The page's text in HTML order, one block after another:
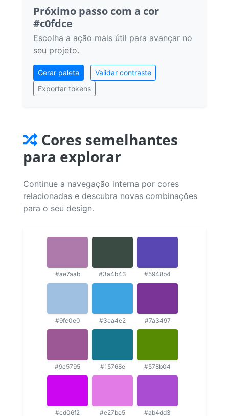
Próximo passo com a cor
#c0fdce
Escolha a ação mais útil para avançar no
seu projeto.
Gerar paleta
Validar contraste
Exportar tokens
Cores semelhantes
para explorar
Continue a navegação interna por cores
relacionadas e descubra novas combinações
para o seu design.
#ae7aab #3a4b43 #5948b4
#9fc0e0 #3ea4e2 #7a3497
#9c5795 #15768e #578b04
#cd06f2 #e27be5 #ab4dd3